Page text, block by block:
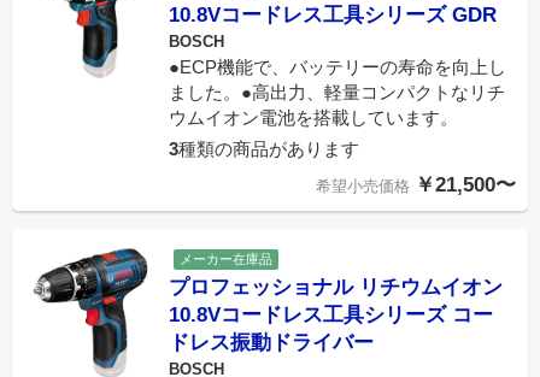
10.8Vコードレス工具シリーズ GDR
BOSCH
●ECP機能で、バッテリーの寿命を向上し
ました。●高出力、軽量コンパクトなリチ
ウムイオン電池を搭載しています。
3種類の商品があります
希望小売価格 ￥21,500〜
メーカー在庫品
プロフェッショナル リチウムイオン
10.8Vコードレス工具シリーズ コー
ドレス振動ドライバー
BOSCH